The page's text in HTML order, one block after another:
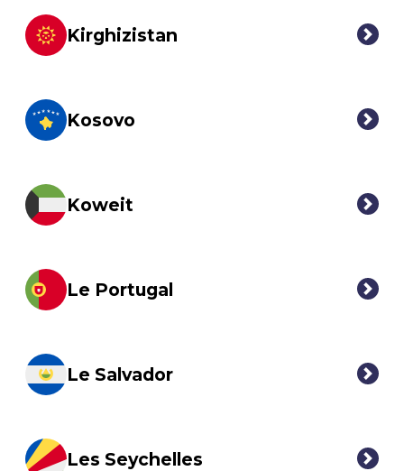
Kirghizistan
Kosovo
Koweit
Le Portugal
Le Salvador
Les Seychelles